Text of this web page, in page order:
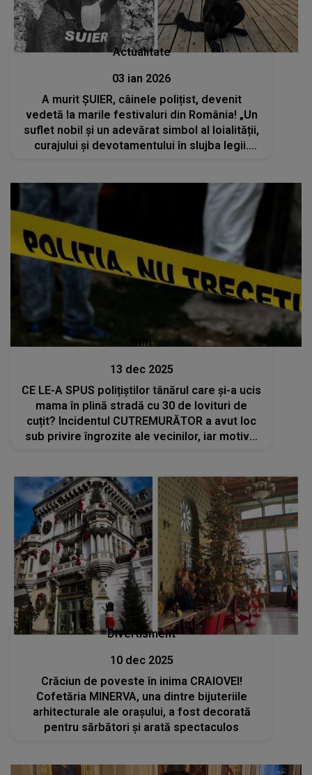
Actualitate
03 ian 2026
A murit ȘUIER, câinele polițist, devenit
vedetă la marile festivaluri din România! „Un
suflet nobil și un adevărat simbol al loialității,
curajului și devotamentului în slujba legii.
Stiri
13 dec 2025
CE LE-A SPUS polițiștilor tânărul care și-a ucis
mama în plină stradă cu 30 de lovituri de
cuțit? Incidentul CUTREMURĂTOR a avut loc
sub privire îngrozite ale vecinilor, iar motivul
Divertisment
10 dec 2025
Crăciun de poveste în inima CRAIOVEI!
Cofetăria MINERVA, una dintre bijuteriile
arhitecturale ale orașului, a fost decorată
pentru sărbători și arată spectaculos